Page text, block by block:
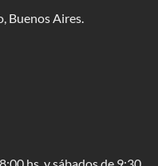
Buenos Aires.